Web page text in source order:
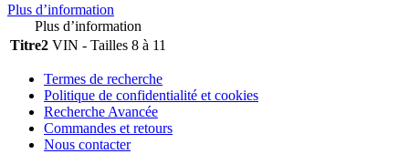
Plus d’information
Plus d’information
Titre2 VIN - Tailles 8 à 11
Termes de recherche
Politique de confidentialité et cookies
Recherche Avancée
Commandes et retours
Nous contacter